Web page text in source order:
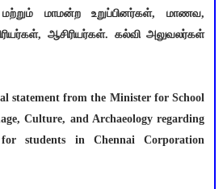
மாமன்ற உறுப்பினர்கள், மாணவ,
ஆசிரியர்கள். கல்வி அலுவலர்கள்
statement from the Minister for School
Culture, and Archaeology regarding
for students in Chennai Corporation